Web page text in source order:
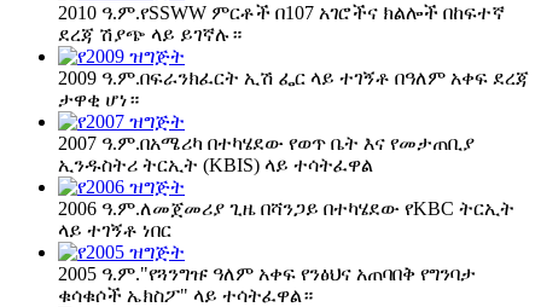
2010 ዓ.ም.የSSWW ምርቶች በ107 አገሮችና ክልሎች በከፍተኛ
ደረጃ ሽያጭ ላይ ይገኛሉ።
2009 ዓ.ም.በፍራንክፈርት ኢሽ ፌር ላይ ተገኝቶ በዓለም አቀፍ ደረጃ
ታዋቂ ሆነ።
2007 ዓ.ም.በአሜሪካ በተካሄደው የወጥ ቤት እና የመታጠቢያ
ኢንዱስትሪ ትርኢት (KBIS) ላይ ተሳትፈዋል
2006 ዓ.ም.ለመጀመሪያ ጊዜ በሻንጋይ በተካሄደው የKBC ትርኢት
ላይ ተገኝቶ ነበር
2005 ዓ.ም."የጓንግዡ ዓለም አቀፍ የንፅህና አጠባበቅ የግንባታ
ቁሳቁሶች ኤክስፖ" ላይ ተሳትፈዋል።